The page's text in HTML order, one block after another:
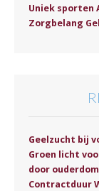
Uniek sporten
Zorgbelang
Geelzucht bij
Groen licht
door
Contractduur